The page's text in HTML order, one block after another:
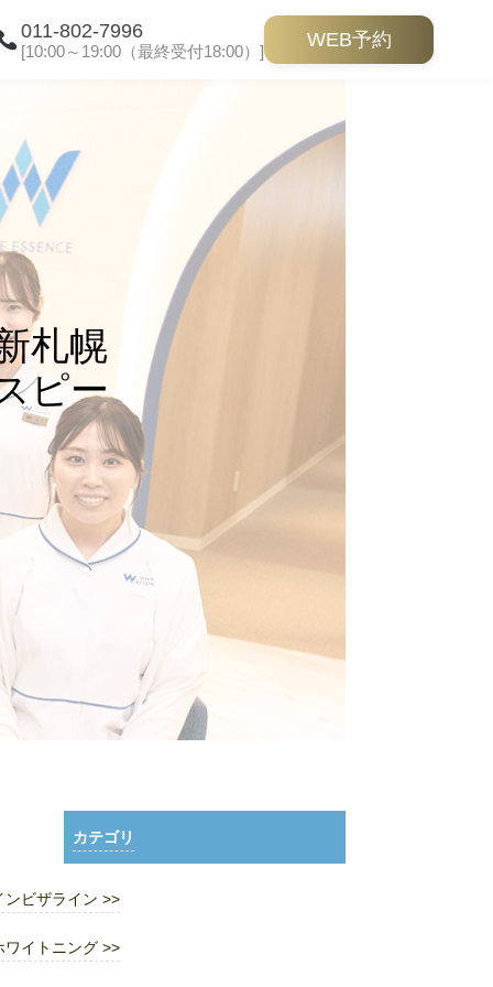
011-802-7996
[10:00～19:00（最終受付18:00）] WEB予約
札幌
ピー
カテゴリ
ンビザライン >>
ワイトニング >>